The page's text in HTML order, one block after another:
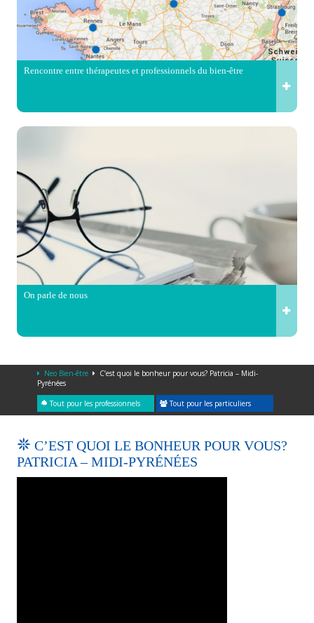
Rencontre entre thérapeutes et professionnels du bien-être
On parle de nous
Neo Bien-être
C’est quoi le bonheur pour vous? Patricia – Midi-
Pyrénées
Tout pour les professionnels Tout pour les particuliers
C’EST QUOI LE BONHEUR POUR VOUS?
PATRICIA – MIDI-PYRÉNÉES